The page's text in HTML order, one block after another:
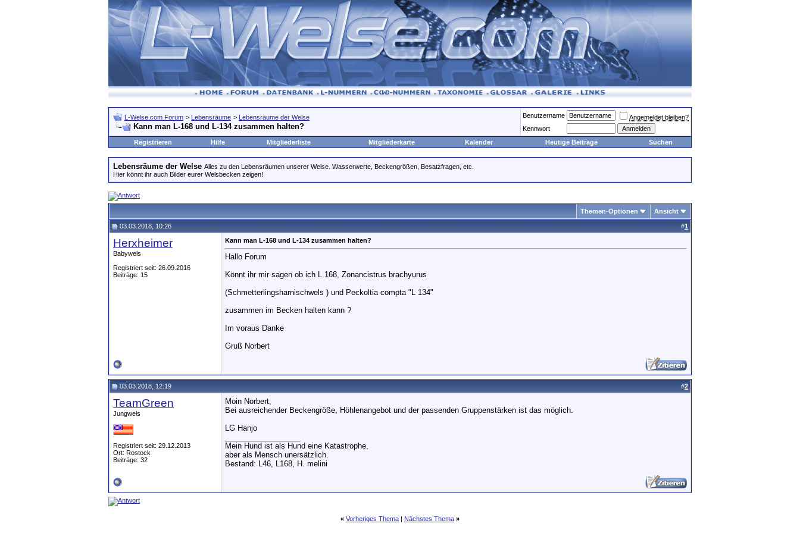
L-Welse.com Forum > Lebensräume > Lebensräume der Welse
Kann man L-168 und L-134 zusammen halten?
Benutzername
Angemeldet bleiben?
Kennwort
Registrieren
Hilfe Mitgliederliste Mitgliederkarte Kalender Heutige Beiträge Suchen
Lebensräume der Welse Alles zu den Lebensräumen unserer Welse. Wasserwerte, Beckengrößen, Besatzfragen, etc.
Hier könnt ihr auch Bilder eurer Welsbecken zeigen!
Themen-Optionen Ansicht
03.03.2018, 10:26 #1
Herxheimer
Babywels
Registriert seit: 26.09.2016
Beiträge: 15
Kann man L-168 und L-134 zusammen halten?
Hallo Forum
Könnt ihr mir sagen ob ich L 168, Zonancistrus brachyurus
(Schmetterlingsharnischwels ) und Peckoltia compta "L 134"
zusammen im Becken halten kann ?
Im voraus Danke
Gruß Norbert
03.03.2018, 12:19 #2
TeamGreen
Jungwels
Registriert seit: 29.12.2013
Ort: Rostock
Beiträge: 32
Moin Norbert,
Bei ausreichender Beckengröße, Höhlenangebot und der passenden Gruppenstärken ist das möglich.
LG Hanjo
Mein Hund ist als Hund eine Katastrophe,
aber als Mensch unersätzlich.
Bestand: L46, L168, H. melini
« Vorheriges Thema | Nächstes Thema »